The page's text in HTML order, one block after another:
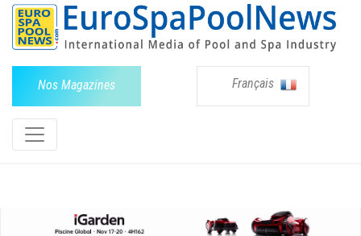
Nos Magazines Français